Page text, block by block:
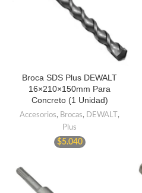
Broca SDS Plus DEWALT
16×210×150mm Para
Concreto (1 Unidad)
Accesorios, Brocas, DEWALT ,
Plus
$5.040